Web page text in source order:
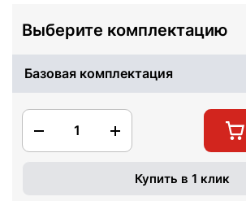
Выберите комплектацию
Базовая комплектация
1
Купить в 1 клик